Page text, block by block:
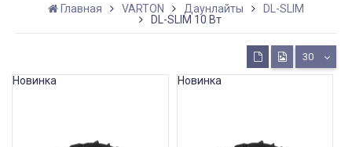
Главная VARTON Даунлайты
DL-SLIM
DL-SLIM 10 Вт
30
Новинка Новинка